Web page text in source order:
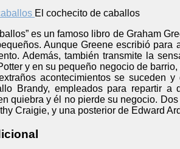
El cochecito de caballos
es un famoso libro de Graham
Aunque Greene escribió
Además, también transmite la
y en su pequeño negocio de
acontecimientos se suceden
Brandy, empleados para repartir a
quiebra y él no pierde su negocio.
Craigie, y una posterior de Edward